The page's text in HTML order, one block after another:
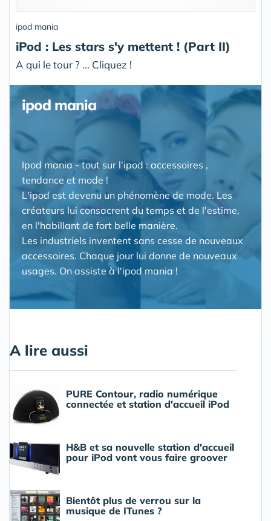
ipod mania
iPod : Les stars s'y mettent ! (Part II)
A qui le tour ? ... Cliquez !
ipod mania
Ipod mania - tout sur l'ipod : accessoires ,
tendance et mode !
L'ipod est devenu un phénomène de mode. Les
créateurs lui consacrent du temps et de l'estime,
en l'habillant de fort belle manière.
Les industriels inventent sans cesse de nouveaux
accessoires. Chaque jour lui donne de nouveaux
usages. On assiste à l'ipod mania !
A lire aussi
PURE Contour, radio numérique
connectée et station d'accueil iPod
H&B et sa nouvelle station d'accueil
pour iPod vont vous faire groover
Bientôt plus de verrou sur la
musique de ITunes ?